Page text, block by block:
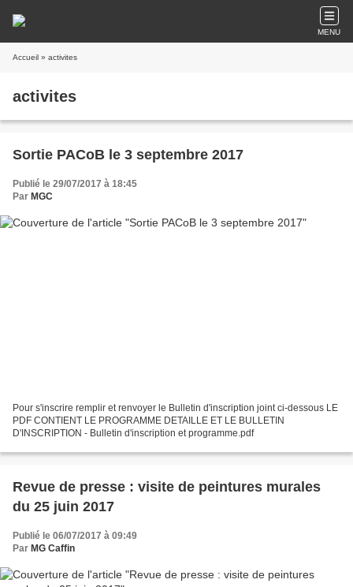
MENU
Accueil » activites
activites
Sortie PACoB le 3 septembre 2017
Publié le 29/07/2017 à 18:45
Par MGC
Pour s'inscrire remplir et renvoyer le Bulletin d'inscription joint ci-dessous LE
PDF CONTIENT LE PROGRAMME DETAILLE ET LE BULLETIN
D'INSCRIPTION - Bulletin d'inscription et programme.pdf
Revue de presse : visite de peintures murales
du 25 juin 2017
Publié le 06/07/2017 à 09:49
Par MG Caffin